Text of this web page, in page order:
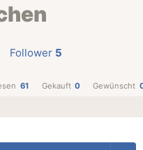
Follower 5
61 Gekauft 0 Gewünscht